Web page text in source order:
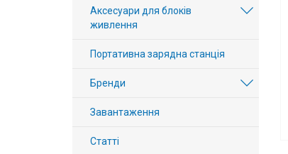
Вакансії
авторизація
Аксесуари для блоків
живлення
Портативна зарядна станція
Бренди
Завантаження
Статті